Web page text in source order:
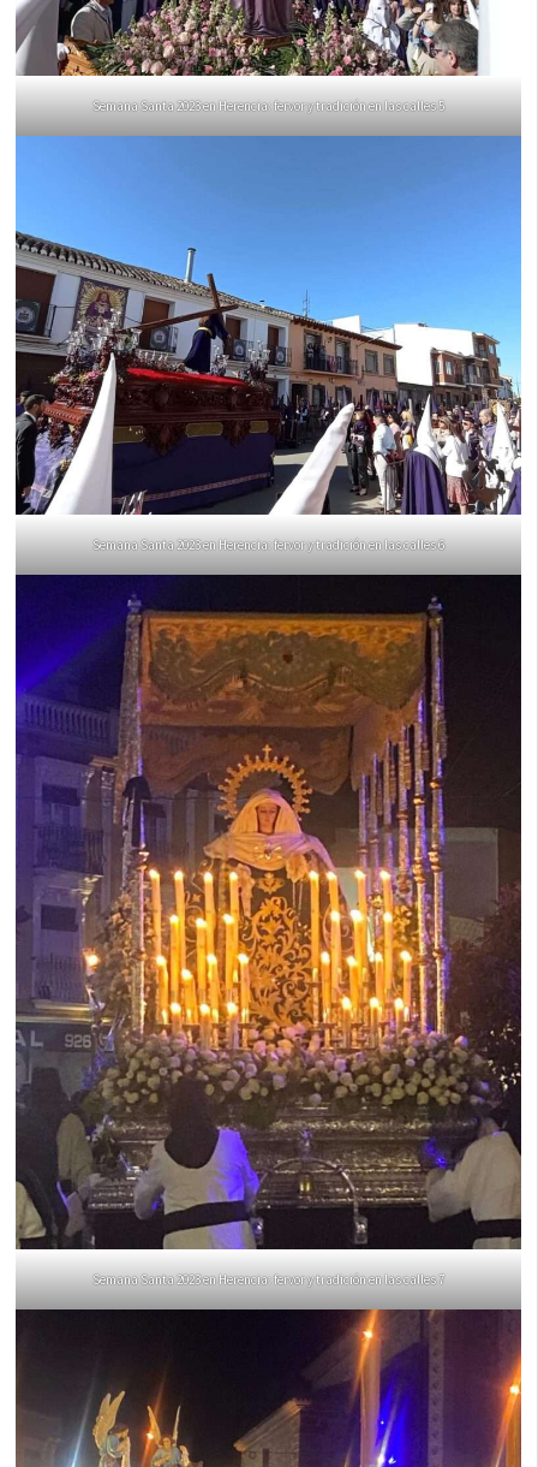
Semana Santa 2023 en Herencia: fervor y tradición en las calles 5
Semana Santa 2023 en Herencia: fervor y tradición en las calles 6
Semana Santa 2023 en Herencia: fervor y tradición en las calles 7